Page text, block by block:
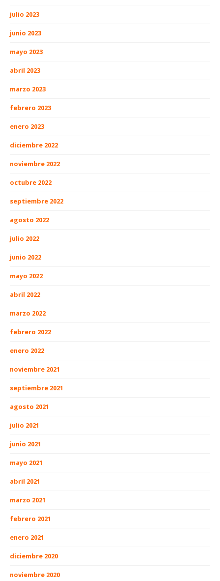
julio 2023
junio 2023
mayo 2023
abril 2023
marzo 2023
febrero 2023
enero 2023
diciembre 2022
noviembre 2022
octubre 2022
septiembre 2022
agosto 2022
julio 2022
junio 2022
mayo 2022
abril 2022
marzo 2022
febrero 2022
enero 2022
noviembre 2021
septiembre 2021
agosto 2021
julio 2021
junio 2021
mayo 2021
abril 2021
marzo 2021
febrero 2021
enero 2021
diciembre 2020
noviembre 2020